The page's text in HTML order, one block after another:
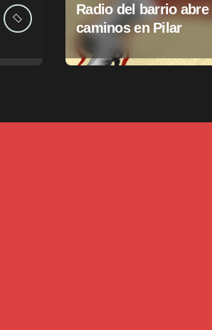
Radio del barrio abre
caminos en Pilar